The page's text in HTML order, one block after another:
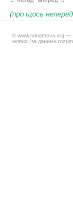
(про щось
© www.ridnamova.org —
мови» (за даними